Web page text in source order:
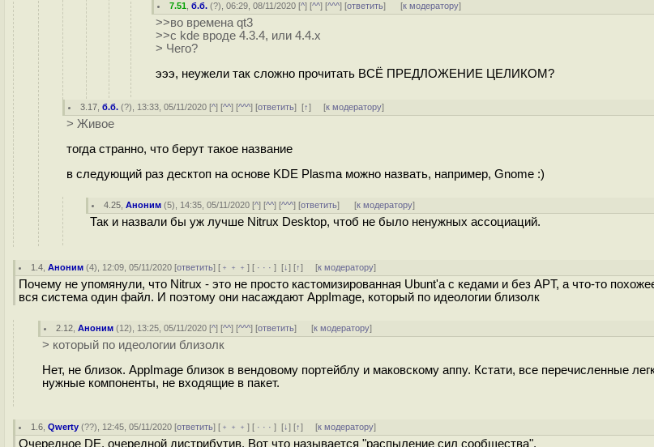
7.51 ,б.б. (?), 06:29, 08/11/2020 [^] [^^] [^^^] [ответить] [к модератору]
>>во времена qt3
>>с kde вроде 4.3.4, или 4.4.x
> Чего?
эээ, неужели так сложно прочитать ВСЁ ПРЕДЛОЖЕНИЕ ЦЕЛИКОМ?
3.17 ,б.б. (?), 13:33, 05/11/2020 [^] [^^] [^^^] [ответить][↑] [к модератору]
> Живое
тогда странно, что берут такое название
в следующий раз десктоп на основе KDE Plasma можно назвать, например, Gnome :)
4.25 ,Аноним (5), 14:35, 05/11/2020 [^] [^^] [^^^] [ответить] [к модератору]
Так и назвали бы уж лучше Nitrux Desktop, чтоб не было ненужных ассоциаций.
1.4 ,Аноним (4), 12:09, 05/11/2020 [ответить] [ ﹢﹢﹢] [ · · ·][↓] [↑] [к модератору]
Почему не упомянули, что Nitrux - это не просто кастомизированная Ubunt'а с кедами и без APT, а что-то
вся система один файл. И поэтому они насаждают AppImage, который по идеологии близолк
2.12 ,Аноним (12), 13:25, 05/11/2020 [^] [^^] [^^^] [ответить] [к модератору]
> который по идеологии близолк
Нет, не близок. AppImage близок в вендовому портейблу и маковскому аппу. Кстати, все перечисленные
нужные компоненты, не входящие в пакет.
1.6 ,Qwerty (??), 12:45, 05/11/2020 [ответить] [ ﹢﹢﹢] [ · · ·][↓] [↑] [к модератору]
Очередное DE, очередной дистрибутив. Вот что называется "распыление сил сообщества".